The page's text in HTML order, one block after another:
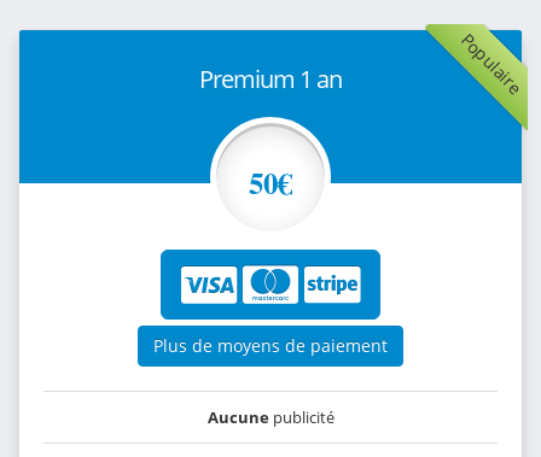
Populaire
Premium 1 an
50€
Plus de moyens de paiement
Aucunepublicité